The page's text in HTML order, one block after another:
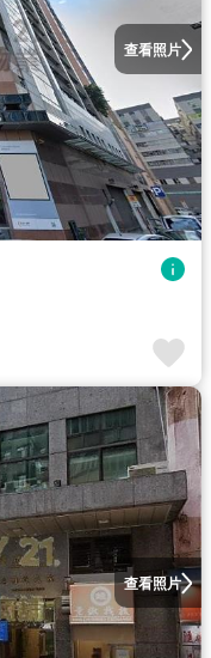
查看照片
查看照片